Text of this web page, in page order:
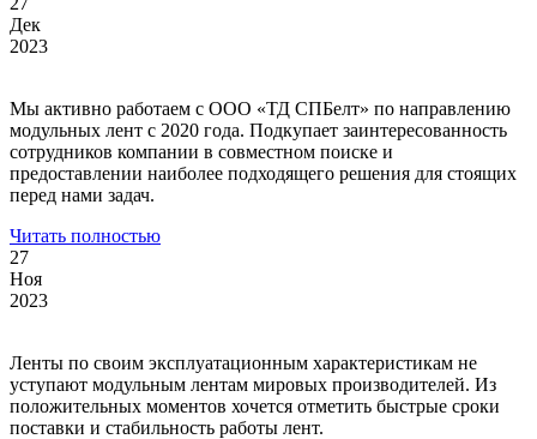
Дек
2023
Мы активно работаем с ООО «ТД СПБелт» по направлению
модульных лент с 2020 года. Подкупает заинтересованность
сотрудников компании в совместном поиске и
предоставлении наиболее подходящего решения для стоящих
перед нами задач.
Читать полностью
27
Ноя
2023
Ленты по своим эксплуатационным характеристикам не
уступают модульным лентам мировых производителей. Из
положительных моментов хочется отметить быстрые сроки
поставки и стабильность работы лент.